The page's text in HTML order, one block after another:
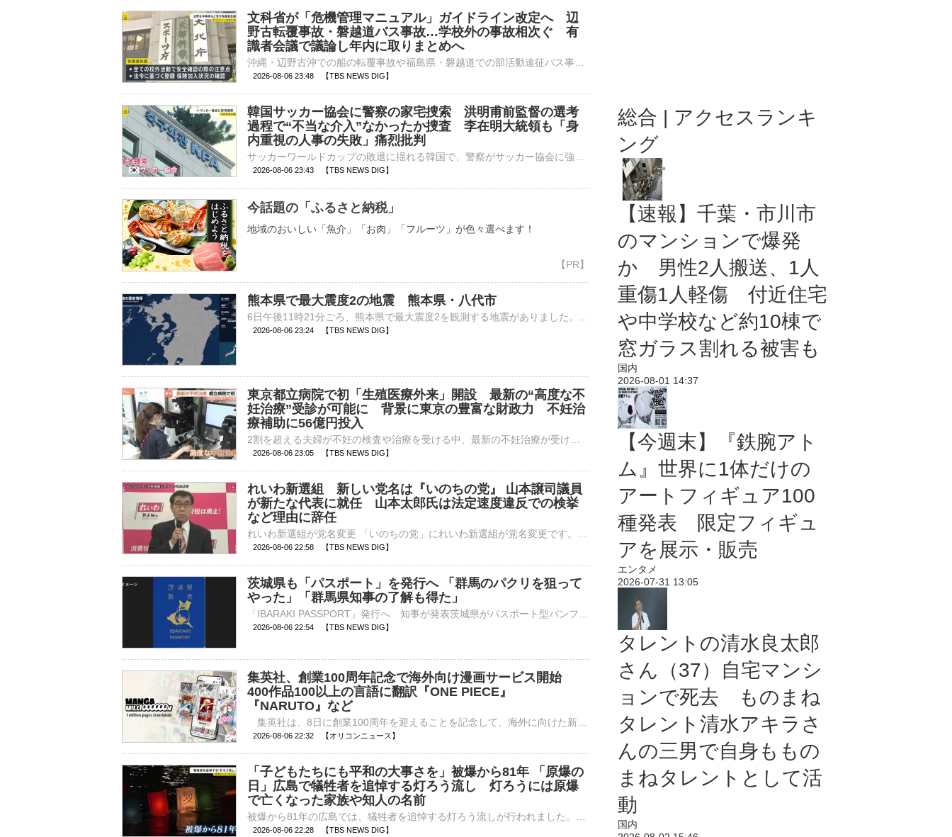
文科省が「危機管理マニュアル」ガイドライン改定へ 辺
野古転覆事故・磐越道バス事故…学校外の事故相次ぐ 有
識者会議で議論し年内に取りまとめへ
2026-08-06 23:48 【TBS NEWS DIG】
韓国サッカー協会に警察の家宅捜索 洪明甫前監督の選考
過程で“不当な介入”なかったか捜査 李在明大統領も「身
内重視の人事の失敗」痛烈批判
2026-08-06 23:43 【TBS NEWS DIG】
今話題の「ふるさと納税」
地域のおいしい「魚介」「お肉」「フルーツ」が色々選べます！
熊本県で最大震度2の地震 熊本県・八代市
2026-08-06 23:24 【TBS NEWS DIG】
東京都立病院で初「生殖医療外来」開設 最新の“高度な不
妊治療”受診が可能に 背景に東京の豊富な財政力 不妊治
療補助に56億円投入
2026-08-06 23:05 【TBS NEWS DIG】
れいわ新選組 新しい党名は『いのちの党』 山本譲司議員
が新たな代表に就任 山本太郎氏は法定速度違反での検挙
など理由に辞任
2026-08-06 22:58 【TBS NEWS DIG】
茨城県も「パスポート」を発行へ 「群馬のパクリを狙って
やった」「群馬県知事の了解も得た」
2026-08-06 22:54 【TBS NEWS DIG】
集英社、創業100周年記念で海外向け漫画サービス開始
400作品100以上の言語に翻訳『ONE PIECE』
『NARUTO』など
2026-08-06 22:32 【オリコンニュース】
「子どもたちにも平和の大事さを」被爆から81年 「原爆の
日」広島で犠牲者を追悼する灯ろう流し 灯ろうには原爆
で亡くなった家族や知人の名前
2026-08-06 22:28 【TBS NEWS DIG】
総合 | アクセスランキ
ング
【速報】千葉・市川市
のマンションで爆発
か 男性2人搬送、1人
重傷1人軽傷 付近住宅
や中学校など約10棟で
窓ガラス割れる被害も
国内
2026-08-01 14:37
【今週末】『鉄腕アト
ム』世界に1体だけの
アートフィギュア100
種発表 限定フィギュ
アを展示・販売
エンタメ
2026-07-31 13:05
タレントの清水良太郎
さん（37）自宅マンシ
ョンで死去 ものまね
タレント清水アキラさ
んの三男で自身ももの
まねタレントとして活
動
国内